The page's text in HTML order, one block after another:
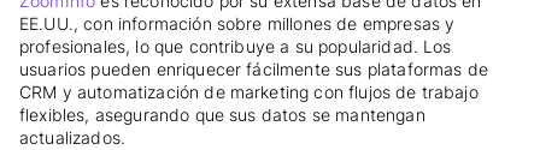
EE.UU., con información sobre millones de empresas y
profesionales, lo que contribuye a su popularidad. Los
usuarios pueden enriquecer fácilmente sus plataformas de
CRM y automatización de marketing con flujos de trabajo
flexibles, asegurando que sus datos se mantengan
actualizados.